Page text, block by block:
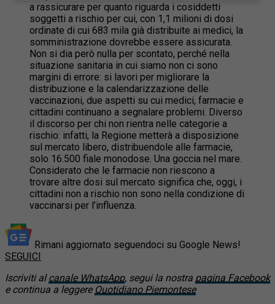
a rassicurare per quanto riguarda i cosiddetti
soggetti a rischio per cui, con 1,1 milioni di dosi
ordinate di cui 683 mila già distribuite ai medici, la
somministrazione dovrebbe essere assicurata.
Non si dia però nulla per scontato, perché nella
situazione sanitaria in cui siamo non ci sono
margini di errore: si lavori per migliorare la
distribuzione e la calendarizzazione delle
vaccinazioni, due aspetti su cui medici, farmacie e
cittadini continuano a segnalare problemi. Diverso
il discorso per chi non rientra nelle categorie a
rischio: infatti, la Regione metterà a disposizione
sul mercato libero, distribuendole alle farmacie,
solo 16.500 fiale monodose. Una goccia nel mare.
Considerato che le farmacie non riescono a
trovare altre dosi sul mercato significa che, oggi, i
cittadini non a rischio non sono nella condizione di
vaccinarsi per l’influenza.
Rimani aggiornato seguendoci su Google News!
SEGUICI
Iscriviti alcanale WhatsApp, segui la nostra pagina Facebook
e continua a leggere Quotidiano Piemontese